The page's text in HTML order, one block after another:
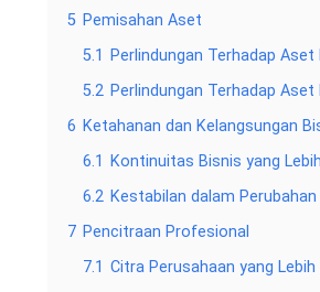
5 Pemisahan Aset
5.1
Perlindungan Terhadap Aset
5.2 Perlindungan Terhadap Aset
6 Ketahanan dan Kelangsungan
6.1
Kontinuitas Bisnis yang
6.2 Kestabilan dalam
7 Pencitraan Profesional
7.1 Citra Perusahaan yang Lebih